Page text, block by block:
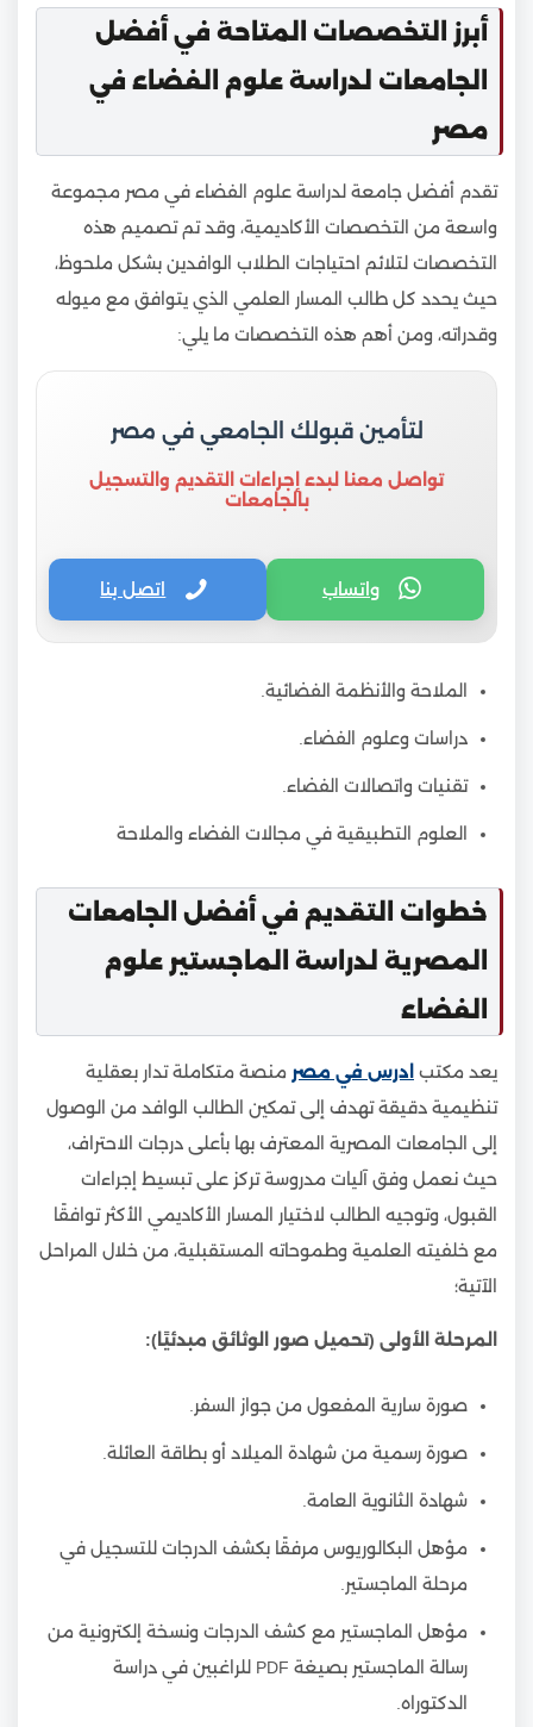
أبرز التخصصات المتاحة في أفضل
الجامعات لدراسة علوم الفضاء في
مصر
تقدم أفضل جامعة لدراسة علوم الفضاء في مصر مجموعة
واسعة من التخصصات الأكاديمية، وقد تم تصميم هذه
التخصصات لتلائم احتياجات الطلاب الوافدين بشكل ملحوظ،
حيث يحدد كل طالب المسار العلمي الذي يتوافق مع ميوله
وقدراته، ومن أهم هذه التخصصات ما يلي:
لتأمين قبولك الجامعي في مصر
تواصل معنا لبدء إجراءات التقديم والتسجيل
بالجامعات
واتساب اتصل بنا
الملاحة والأنظمة الفضائية.
دراسات وعلوم الفضاء.
تقنيات واتصالات الفضاء.
العلوم التطبيقية في مجالات الفضاء والملاحة
خطوات التقديم في أفضل الجامعات
المصرية لدراسة الماجستير علوم
الفضاء
يعد مكتب ادرس في مصر منصة متكاملة تدار بعقلية
تنظيمية دقيقة تهدف إلى تمكين الطالب الوافد من الوصول
إلى الجامعات المصرية المعترف بها بأعلى درجات الاحتراف،
حيث نعمل وفق آليات مدروسة تركز على تبسيط إجراءات
القبول، وتوجيه الطالب لاختيار المسار الأكاديمي الأكثر توافقًا
مع خلفيته العلمية وطموحاته المستقبلية، من خلال المراحل
الآتية؛
المرحلة الأولى (تحميل صور الوثائق مبدئيًا):
صورة سارية المفعول من جواز السفر.
صورة رسمية من شهادة الميلاد أو بطاقة العائلة.
شهادة الثانوية العامة.
مؤهل البكالوريوس مرفقًا بكشف الدرجات للتسجيل في
مرحلة الماجستير.
مؤهل الماجستير مع كشف الدرجات ونسخة إلكترونية من
رسالة الماجستير بصيغة PDF للراغبين في دراسة
الدكتوراه.